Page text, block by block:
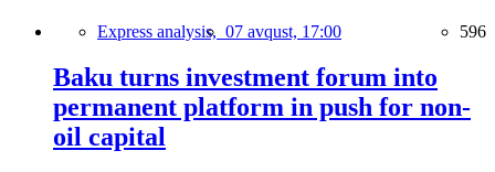
Express analysis, 07 avqust, 17:00 596
Baku turns investment forum into
permanent platform in push for non-
oil capital